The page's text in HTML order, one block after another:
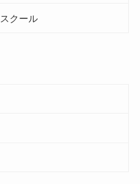
クール